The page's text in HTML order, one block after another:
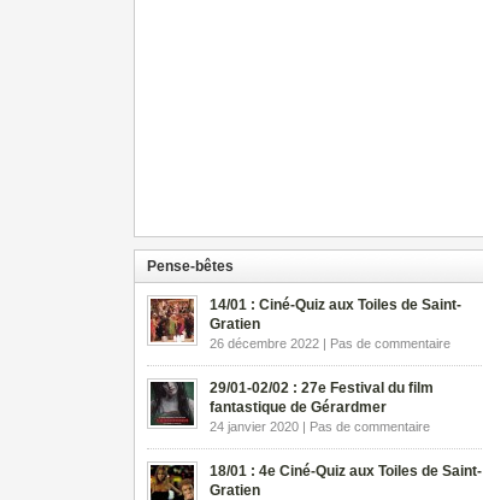
Pense-bêtes
14/01 : Ciné-Quiz aux Toiles de Saint-
Gratien
26 décembre 2022 | Pas de commentaire
29/01-02/02 : 27e Festival du film
fantastique de Gérardmer
24 janvier 2020 | Pas de commentaire
18/01 : 4e Ciné-Quiz aux Toiles de Saint-
Gratien